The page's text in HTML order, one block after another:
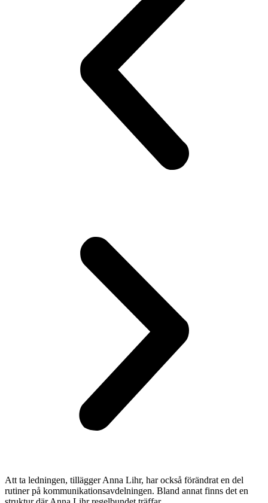
Att ta ledningen, tillägger Anna Lihr, har också förändrat en del
rutiner på kommunikationsavdelningen. Bland annat finns det en